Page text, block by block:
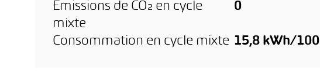
Émissions de CO₂ en cycle
mixte
0
Consommation en cycle mixte 15,8 kWh/